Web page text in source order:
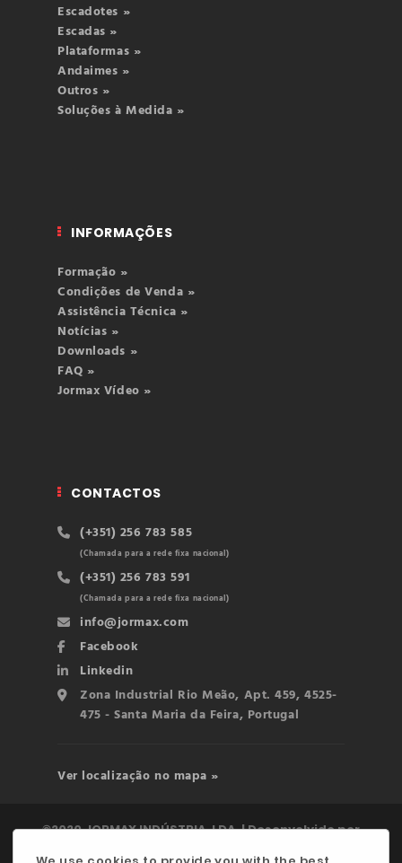
Escadotes »
Escadas »
Plataformas »
Andaimes »
Outros »
Soluções à Medida »
INFORMAÇÕES
Formação »
Condições de Venda »
Assistência Técnica »
Notícias »
Downloads »
FAQ »
Jormax Vídeo »
CONTACTOS
(+351) 256 783 585
(Chamada para a rede fixa nacional)
(+351) 256 783 591
(Chamada para a rede fixa nacional)
info@jormax.com
Facebook
Linkedin
Zona Industrial Rio Meão, Apt. 459, 4525-
475 - Santa Maria da Feira, Portugal
Ver localização no mapa »
©2020 JORMAX INDÚSTRIA, LDA. | Desenvolvido por
digitalgreen